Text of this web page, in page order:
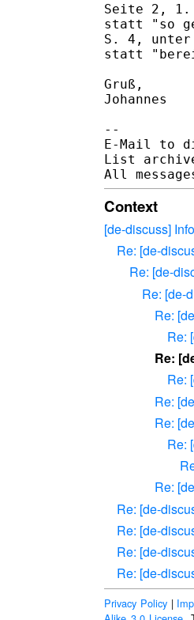
Seite 2,
statt "so
S. 4, unter
statt
Gruß,
Johannes
--
E-Mail to
List
Context
[de-discuss]
Re: [de-
Re: [de-
Re: [de-
Re:
Re:
Re:
Re:
Re:
Re:
Re:
Re:
Re: [de-
Re: [de-
Re: [de-
Re: [de-
Privacy Policy|